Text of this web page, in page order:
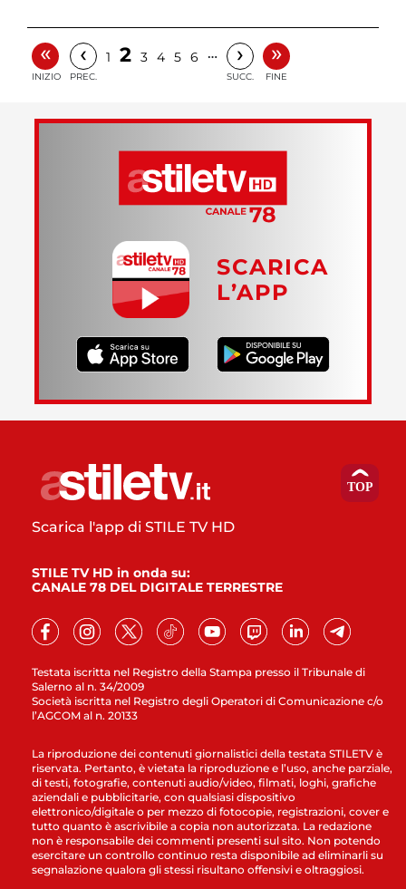
«
INIZIO
‹
PREC.
1 2 3 4 5 6 … ›
SUCC.
»
FINE
SCARICA
L’APP
Testata iscritta nel Registro della Stampa presso il Tribunale di
Salerno al n. 34/2009
Società iscritta nel Registro degli Operatori di Comunicazione c/o
l’AGCOM al n. 20133
Scarica l'app di STILE TV HD
STILE TV HD in onda su:
CANALE 78 DEL DIGITALE TERRESTRE
La riproduzione dei contenuti giornalistici della testata STILETV è
riservata. Pertanto, è vietata la riproduzione e l’uso, anche parziale,
di testi, fotografie, contenuti audio/video, filmati, loghi, grafiche
aziendali e pubblicitarie, con qualsiasi dispositivo
elettronico/digitale o per mezzo di fotocopie, registrazioni, cover e
tutto quanto è ascrivibile a copia non autorizzata. La redazione
non è responsabile dei commenti presenti sul sito. Non potendo
esercitare un controllo continuo resta disponibile ad eliminarli su
segnalazione qualora gli stessi risultano offensivi e oltraggiosi.